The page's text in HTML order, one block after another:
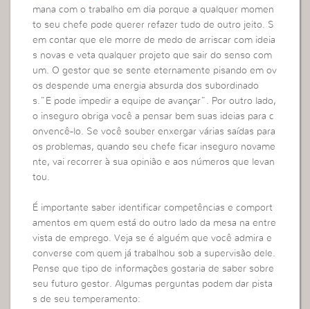
mana com o trabalho em dia porque a qualquer momen
to seu chefe pode querer refazer tudo de outro jeito. S
em contar que ele morre de medo de arriscar com ideia
s novas e veta qualquer projeto que sair do senso com
um. O gestor que se sente eternamente pisando em ov
os despende uma energia absurda dos subordinado
s.”E pode impedir a equipe de avançar”. Por outro lado,
o inseguro obriga você a pensar bem suas ideias para c
onvencê-lo. Se você souber enxergar várias saídas para
os problemas, quando seu chefe ficar inseguro novame
nte, vai recorrer à sua opinião e aos números que levan
tou.
É importante saber identificar competências e comport
amentos em quem está do outro lado da mesa na entre
vista de emprego. Veja se é alguém que você admira e
converse com quem já trabalhou sob a supervisão dele.
Pense que tipo de informações gostaria de saber sobre
seu futuro gestor. Algumas perguntas podem dar pista
s de seu temperamento: